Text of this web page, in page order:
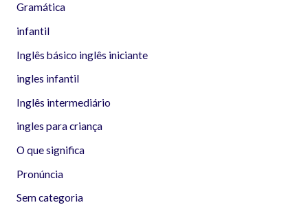
Gramática
infantil
Inglês básico inglês iniciante
ingles infantil
Inglês intermediário
ingles para criança
O que significa
Pronúncia
Sem categoria